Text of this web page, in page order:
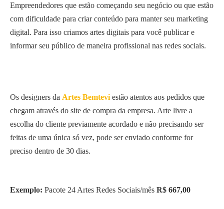
Empreendedores que estão começando seu negócio ou que estão
com dificuldade para criar conteúdo para manter seu marketing
digital. Para isso criamos artes digitais para você publicar e
informar seu público de maneira profissional nas redes sociais.
Os designers da Artes Bemtevi estão atentos aos pedidos que
chegam através do site de compra da empresa. Arte livre a
escolha do cliente previamente acordado e não precisando ser
feitas de uma única só vez, pode ser enviado conforme for
preciso dentro de 30 dias.
Exemplo: Pacote 24 Artes Redes Sociais/mês R$ 667,00